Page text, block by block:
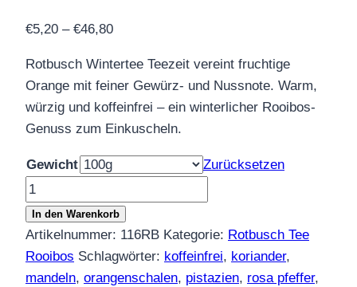
€5,20 – €46,80Preisspanne:
bis
€46,80
Rotbusch Wintertee Teezeit vereint fruchtige
Orange mit feiner Gewürz- und Nussnote. Warm,
würzig und koffeinfrei – ein winterlicher Rooibos-
Genuss zum Einkuscheln.
Gewicht
Zurücksetzen
Rotbusch
Wintertee
–
Teezeit
Menge
In den Warenkorb
Artikelnummer: 116RB Kategorie: Rotbusch Tee
Rooibos Schlagwörter: koffeinfrei, koriander,
mandeln, orangenschalen, pistazien, rosa pfeffer,